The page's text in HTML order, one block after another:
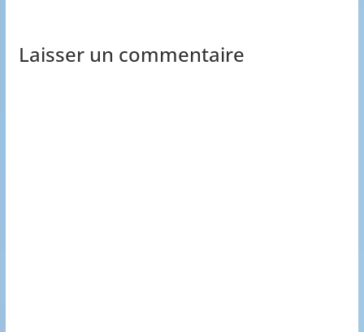
Laisser un commentaire